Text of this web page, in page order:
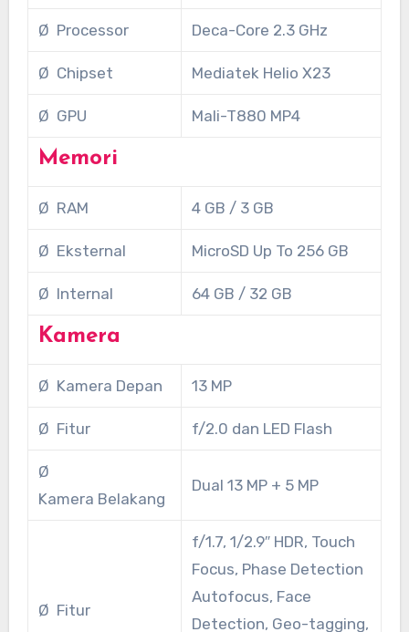
Ø Processor Deca-Core 2.3 GHz
Ø Chipset Mediatek Helio X23
Ø GPU Mali-T880 MP4
Memori
Ø RAM 4 GB / 3 GB
Ø Eksternal MicroSD Up To 256 GB
Ø Internal 64 GB / 32 GB
Kamera
Ø Kamera Depan 13 MP
Ø Fitur f/2.0 dan LED Flash
Ø
Kamera Belakang
Dual 13 MP + 5 MP
Ø Fitur
f/1.7, 1/2.9″ HDR, Touch
Focus, Phase Detection
Autofocus, Face
Detection, Geo-tagging,